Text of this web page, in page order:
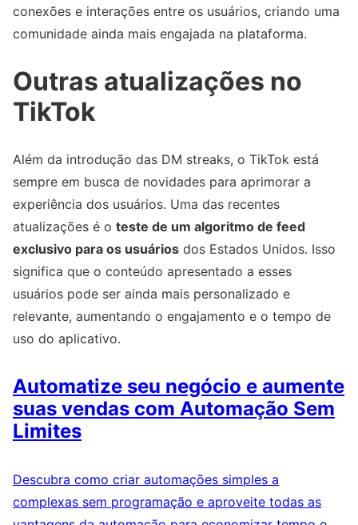
conexões e interações entre os usuários, criando uma
comunidade ainda mais engajada na plataforma.
Outras atualizações no
TikTok
Além da introdução das DM streaks, o TikTok está
sempre em busca de novidades para aprimorar a
experiência dos usuários. Uma das recentes
atualizações é o teste de um algoritmo de feed
exclusivo para os usuários dos Estados Unidos. Isso
significa que o conteúdo apresentado a esses
usuários pode ser ainda mais personalizado e
relevante, aumentando o engajamento e o tempo de
uso do aplicativo.
Automatize seu negócio e aumente
suas vendas com Automação Sem
Limites
Descubra como criar automações simples a
complexas sem programação e aproveite todas as